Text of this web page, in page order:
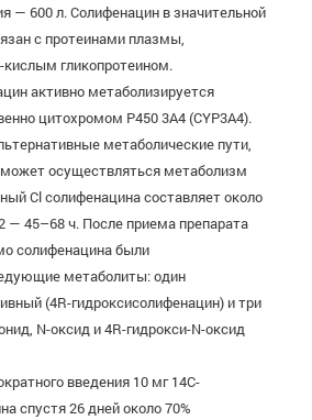
— 600 л. Солифенацин в значительной
с протеинами плазмы,
гликопротеином.
активно метаболизируется
цитохромом Р450 3А4 (CYP3A4).
метаболические пути,
осуществляться метаболизм
Cl солифенацина составляет около
— 45–68 ч. После приема препарата
солифенацина были
метаболиты: один
(4R-гидроксисолифенацин) и три
N-оксид и 4R-гидрокси-N-оксид
введения 10 мг 14С-
спустя 26 дней около 70%